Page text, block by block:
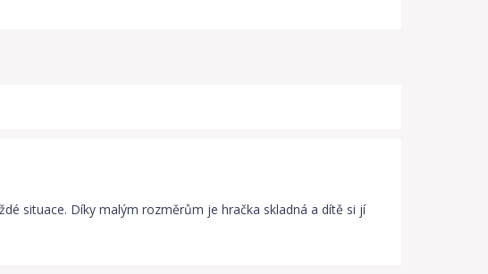
situace. Díky malým rozměrům je hračka skladná a dítě si jí